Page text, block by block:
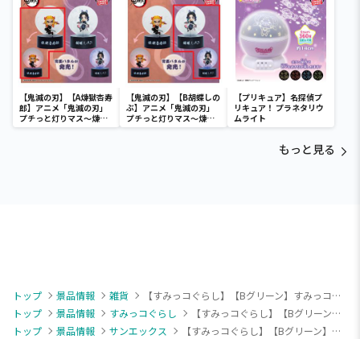
【鬼滅の刃】【A煉獄杏寿
郎】アニメ「鬼滅の刃」
プチっと灯りマス～煉獄
杏寿郎・胡蝶しのぶ～
【鬼滅の刃】【B胡蝶しの
ぶ】アニメ「鬼滅の刃」
プチっと灯りマス～煉獄
杏寿郎・胡蝶しのぶ～
【プリキュア】名探偵プ
リキュア！ プラネタリウ
ムライト
もっと見る
トップ 景品情報 雑貨
【すみっコぐらし】【Bグリーン】すみっコぐらし ホテルニューすみっコ 2段ワゴン
トップ
景品情報 すみっコぐらし
【すみっコぐらし】【Bグリーン】すみっコぐらし ホテルニューすみっコ 2段ワゴン
トップ
景品情報 サンエックス 【すみっコぐらし】【Bグリーン】すみっコぐらし ホテルニューすみっコ 2段ワゴン